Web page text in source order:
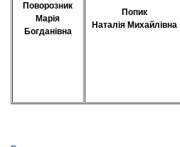
Поворозник
Марія
Богданівна
Попик
Наталія Михайлівна